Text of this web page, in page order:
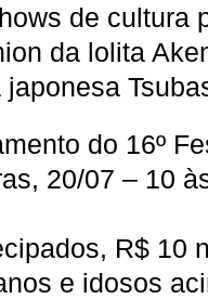
de cultura
da lolita
do 16º
20/07 – 10
R$ 10
e idosos